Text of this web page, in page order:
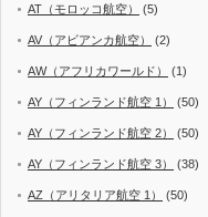
AT（モロッコ航空） (5)
AV（アビアンカ航空） (2)
AW（アフリカワールド） (1)
AY（フィンランド航空 1） (50)
AY（フィンランド航空 2） (50)
AY（フィンランド航空 3） (38)
AZ（アリタリア航空 1） (50)